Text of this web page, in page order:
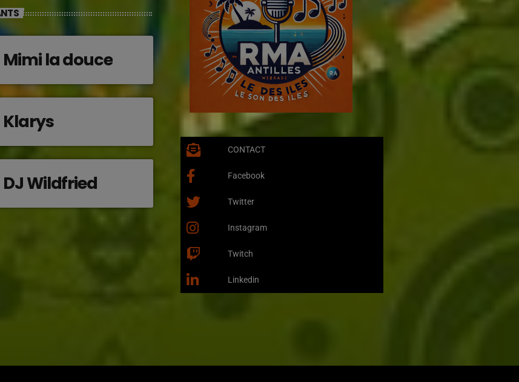
Mimi la douce
Klarys
DJ Wildfried
CONTACT
Facebook
Twitter
Instagram
Twitch
Linkedin